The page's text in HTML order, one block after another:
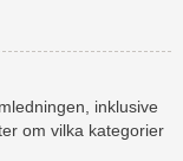
inklusive
om vilka kategorier